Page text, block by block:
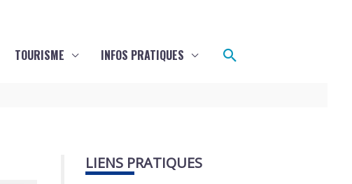
TOURISME INFOS PRATIQUES Rechercher
LIENS PRATIQUES